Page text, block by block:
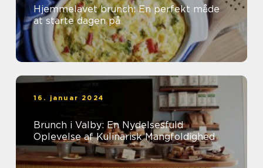
Hjemmelavet brunch: En perfekt måde
at starte dagen på
16. januar 2024
Brunch i Valby: En Nydelsesfuld
Oplevelse af Kulinarisk Mangfoldighed